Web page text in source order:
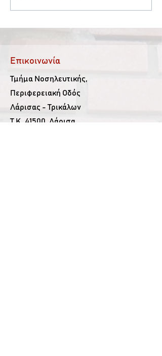
Επικοινωνία
Τμήμα Νοσηλευτικής,
Περιφερειακή Οδός
Λάρισας - Τρικάλων
Τ.Κ. 41500, Λάρισα